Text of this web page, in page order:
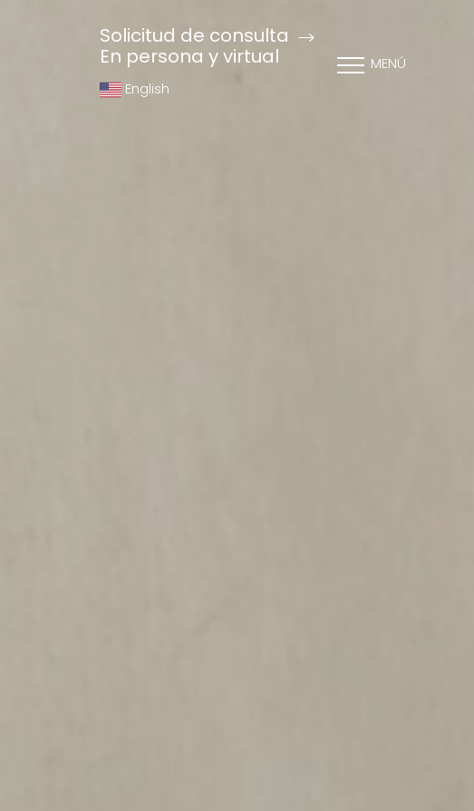
Solicitud de consulta
En persona y virtual
English
MENÚ